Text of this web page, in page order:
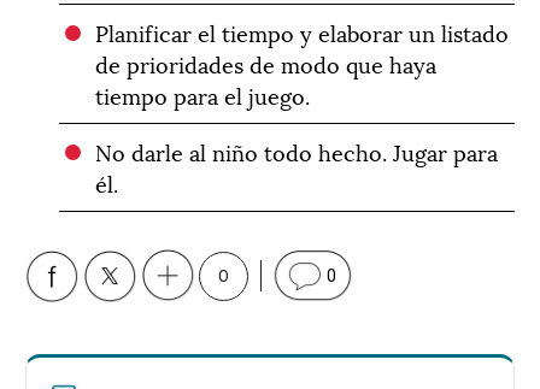
Planificar el tiempo y elaborar un listado
de prioridades de modo que haya
tiempo para el juego.
No darle al niño todo hecho. Jugar para
él.
0 0